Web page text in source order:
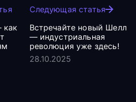
как
Следующая статья
Встречайте новый Шелл
— индустриальная
революция уже здесь!
28.10.2025